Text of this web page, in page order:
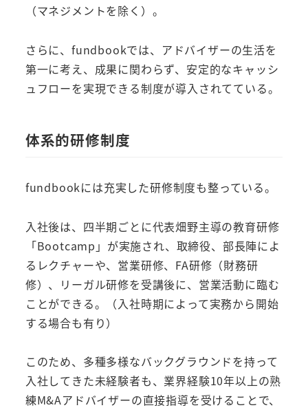
（マネジメントを除く）。
さらに、fundbookでは、アドバイザーの生活を
第一に考え、成果に関わらず、安定的なキャッシ
ュフローを実現できる制度が導入されてている。
体系的研修制度
fundbookには充実した研修制度も整っている。
入社後は、四半期ごとに代表畑野主導の教育研修
「Bootcamp」が実施され、取締役、部長陣によ
るレクチャーや、営業研修、FA研修（財務研
修）、リーガル研修を受講後に、営業活動に臨む
ことができる。（入社時期によって実務から開始
する場合も有り）
このため、多種多様なバックグラウンドを持って
入社してきた未経験者も、業界経験10年以上の熟
練M&Aアドバイザーの直接指導を受けることで、